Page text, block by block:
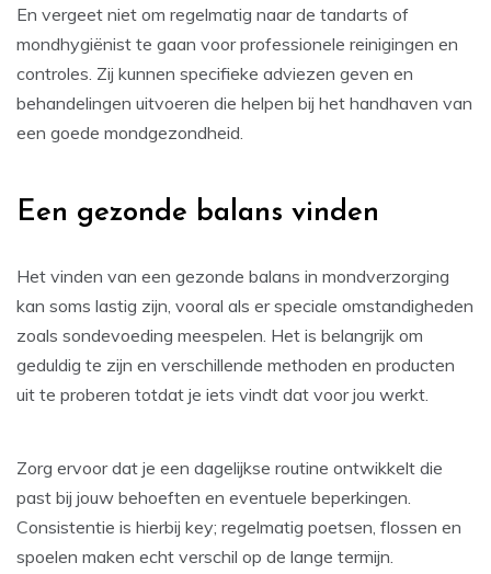
En vergeet niet om regelmatig naar de tandarts of
mondhygiënist te gaan voor professionele reinigingen en
controles. Zij kunnen specifieke adviezen geven en
behandelingen uitvoeren die helpen bij het handhaven van
een goede mondgezondheid.
Een gezonde balans vinden
Het vinden van een gezonde balans in mondverzorging
kan soms lastig zijn, vooral als er speciale omstandigheden
zoals sondevoeding meespelen. Het is belangrijk om
geduldig te zijn en verschillende methoden en producten
uit te proberen totdat je iets vindt dat voor jou werkt.
Zorg ervoor dat je een dagelijkse routine ontwikkelt die
past bij jouw behoeften en eventuele beperkingen.
Consistentie is hierbij key; regelmatig poetsen, flossen en
spoelen maken echt verschil op de lange termijn.